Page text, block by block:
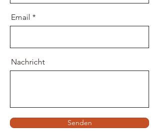
Email
Nachricht
Senden